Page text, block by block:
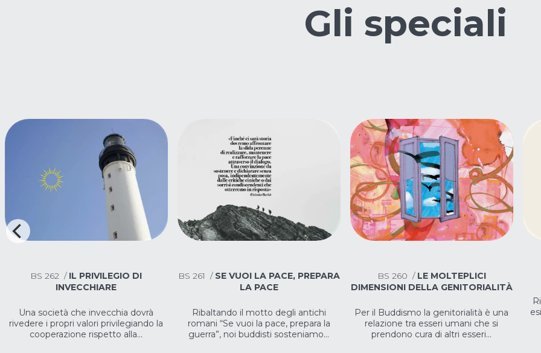
Gli speciali
261/ SE VUOI LA PACE, PREPARA
LA PACE
Ribaltando il motto degli antichi
romani “Se vuoi la pace, prepara la
guerra”, noi buddisti sosteniamo...
BS260/LE MOLTEPLICI
DIMENSIONI DELLA GENITORIALITÀ
Per il Buddismo la genitorialità è una
relazione tra esseri umani che si
prendono cura di altri esseri...
BS257 /RELIGIONE
esistenziale e sociale ci consente di
restituire a questo termine...